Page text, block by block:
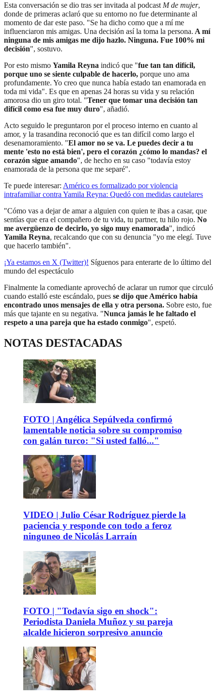
Esta conversación se dio tras ser invitada al podcast M de mujer,
donde de primeras aclaró que su entorno no fue determinante al
momento de dar este paso. "Se ha dicho como que a mí me
influenciaron mis amigas. Una decisión así la toma la persona. A mí
ninguna de mis amigas me dijo hazlo. Ninguna. Fue 100% mi
decisión", sostuvo.
Por esto mismo Yamila Reyna indicó que "fue tan tan difícil,
porque uno se siente culpable de hacerlo, porque uno ama
profundamente. Yo creo que nunca había estado tan enamorada en
toda mi vida". Es que en apenas 24 horas su vida y su relación
amorosa dio un giro total. "Tener que tomar una decisión tan
difícil como esa fue muy duro", añadió.
Acto seguido le preguntaron por el proceso interno en cuanto al
amor, y la trasandina reconoció que es tan difícil como largo el
desenamoramiento. "El amor no se va. Le puedes decir a tu
mente 'esto no está bien', pero el corazón ¿cómo lo mandas? el
corazón sigue amando", de hecho en su caso "todavía estoy
enamorada de la persona que me separé".
Te puede interesar: Américo es formalizado por violencia
intrafamiliar contra Yamila Reyna: Quedó con medidas cautelares
"Cómo vas a dejar de amar a alguien con quien te ibas a casar, que
sentías que era el compañero de tu vida, tu partner, tu hilo rojo. No
me avergüenzo de decirlo, yo sigo muy enamorada", indicó
Yamila Reyna, recalcando que con su denuncia "yo me elegí. Tuve
que hacerlo también".
¡Ya estamos en X (Twitter)! Síguenos para enterarte de lo último del
mundo del espectáculo
Finalmente la comediante aprovechó de aclarar un rumor que circuló
cuando estalló este escándalo, pues se dijo que Américo había
encontrado unos mensajes de ella y otra persona. Sobre esto, fue
más que tajante en su negativa. "Nunca jamás le he faltado el
respeto a una pareja que ha estado conmigo", espetó.
NOTAS DESTACADAS
FOTO | Angélica Sepúlveda confirmó
lamentable noticia sobre su compromiso
con galán turco: "Si usted falló..."
VIDEO | Julio César Rodríguez pierde la
paciencia y responde con todo a feroz
ninguneo de Nicolás Larraín
FOTO | "Todavía sigo en shock":
Periodista Daniela Muñoz y su pareja
alcalde hicieron sorpresivo anuncio